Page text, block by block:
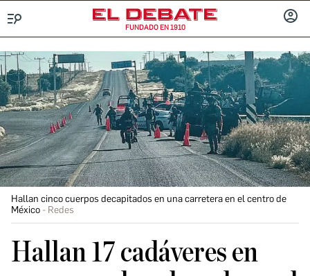
FUNDADO EN 1910
Hallan cinco cuerpos decapitados en una carretera en el centro de
México
Redes
Hallan 17 cadáveres en